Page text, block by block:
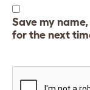
Save my
for the next